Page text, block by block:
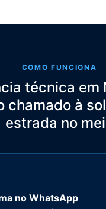
COMO FUNCIONA
técnica em
chamado à
estrada no
no WhatsApp